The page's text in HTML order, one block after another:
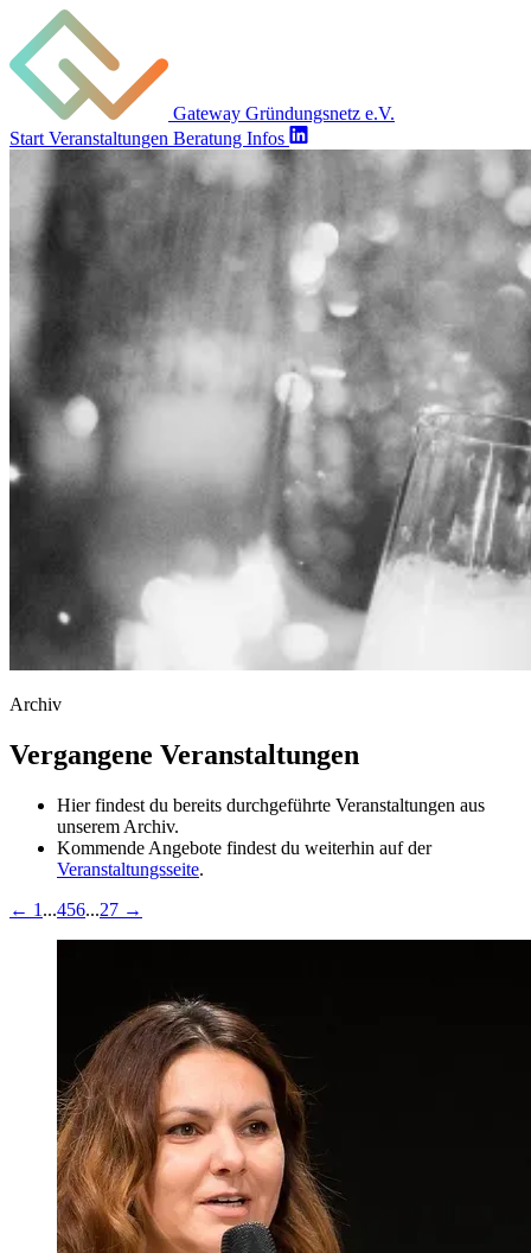
Gateway Gründungsnetz e.V.
Start Veranstaltungen Beratung Infos
Archiv
Vergangene Veranstaltungen
Hier findest du bereits durchgeführte Veranstaltungen aus
unserem Archiv.
Kommende Angebote findest du weiterhin auf der
Veranstaltungsseite.
← 1 ...456...27 →